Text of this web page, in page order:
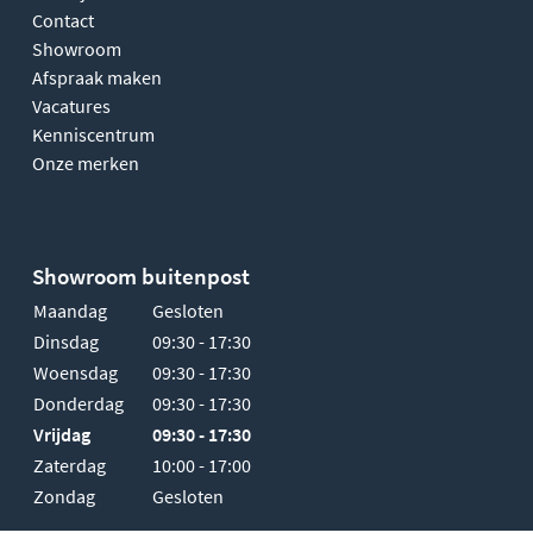
Contact
Showroom
Afspraak maken
Vacatures
Kenniscentrum
Onze merken
Showroom buitenpost
Maandag
Gesloten
Dinsdag
09:30 - 17:30
Woensdag
09:30 - 17:30
Donderdag
09:30 - 17:30
Vrijdag
09:30 - 17:30
Zaterdag
10:00 - 17:00
Zondag
Gesloten